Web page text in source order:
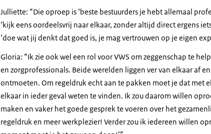
Julliette:
Die oproep is ‘beste bestuurders je hebt allemaal
‘kijk eens oordeelsvrij naar elkaar, zonder altijd direct ergens
‘doe wat jij denkt dat goed is, je mag vertrouwen op je eigen
Gloria:
Ik zie ook wel een rol voor VWS om zeggenschap te
en zorgprofessionals. Beide werelden liggen ver van elkaar af
ontmoeten. Om regeldruk echt aan te pakken moet je dat met
elkaar in ieder geval weten te vinden. Ik zou daarom willen
maken en vaker het goede gesprek te voeren over het
regeldruk en meer werkplezier! Verder zou ik iedereen willen